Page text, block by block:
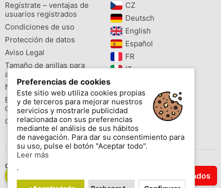
Filtrar Resultados
Regístrate – ventajas de
usuarios registrados
Condiciones de uso
Protección de datos
Aviso Legal
Tamaño de anillas para
aves
Newsletter
Buscador de especies
Cites
Colores de las anillas
CZ‎
Deutsch‎
English‎
Español‎
FR‎
IT‎
PL‎
PT‎
Preferencias de cookies
Este sitio web utiliza cookies propias
y de terceros para mejorar nuestros
servicios y mostrarle publicidad
relacionada con sus preferencias
mediante el análisis de sus hábitos
de navegación. Para dar su consentimiento para
su uso, pulse el botón "Aceptar todo".
Leer más
.
Contáctenos
Copyright © 2026 www.aviornis.net Tablón de anuncios gratis.